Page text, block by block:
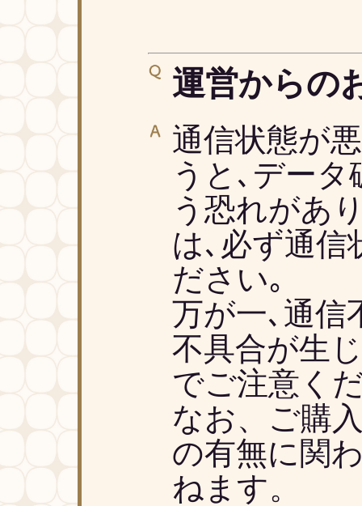
運営からの
通信状態が
うと､デー
う恐れがあ
は､必ず通信
ださい｡
万が一､通信
不具合が生
でご注意く
なお、ご購
の有無に関
ねます。